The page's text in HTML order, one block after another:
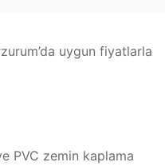
uygun fiyatlarla
PVC zemin kaplama